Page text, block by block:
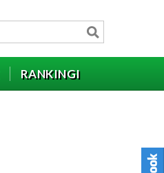
RANKINGI